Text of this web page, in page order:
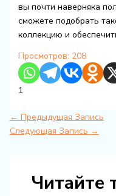
вы почти наверняка
сможете подобрать
коллекцию и
Просмотров: 208
1
← Предыдущая Запись
Следующая Запись →
Читайте